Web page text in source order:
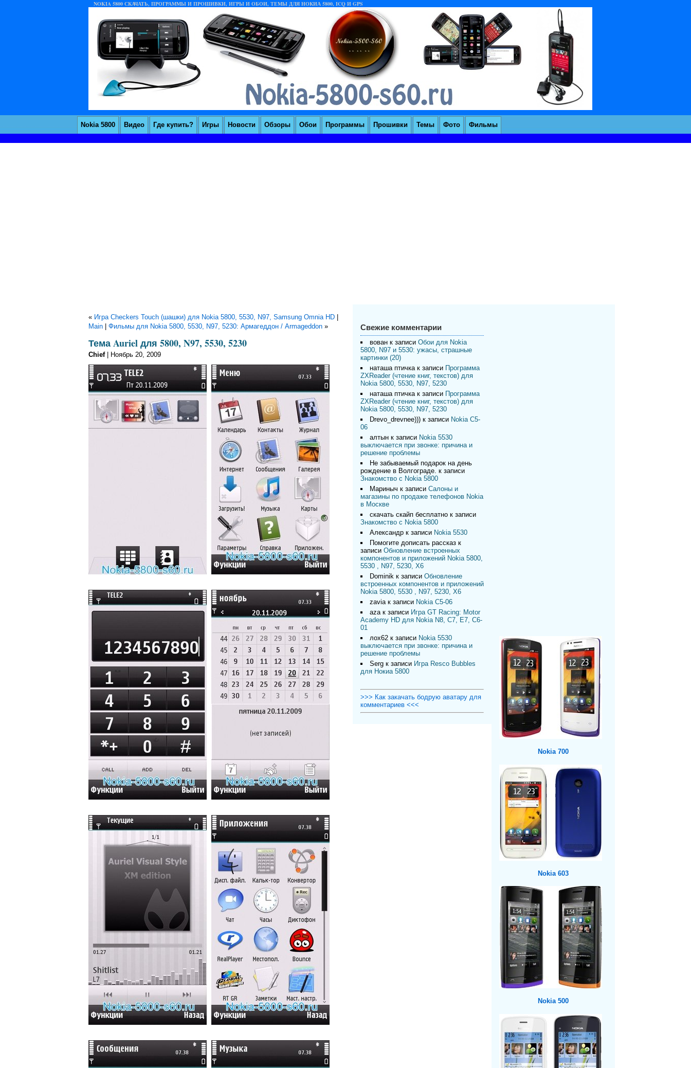
NOKIA 5800 СКАЧАТЬ, ПРОГРАММЫ И ПРОШИВКИ, ИГРЫ И ОБОИ, ТЕМЫ ДЛЯ НОКИА 5800, ICQ И GPS
Nokia 5800 Видео Где купить? Игры Новости Обзоры Обои Программы Прошивки Темы Фoто Фильмы
Nokia 700
Nokia 603
Nokia 500
Свежие комментарии
вован к записи Обои для Nokia
5800, N97 и 5530: ужасы, страшные
картинки (20)
наташа птичкак записи Программа
ZXReader (чтение книг, текстов) для
Nokia 5800, 5530, N97, 5230
наташа птичкак записи Программа
ZXReader (чтение книг, текстов) для
Nokia 5800, 5530, N97, 5230
Drevo_drevnee))) к записи Nokia C5-
06
алтын к записи Nokia 5530
выключается при звонке: причина и
решение проблемы
Не забываемый подарок на день
рождение в Волгограде. к записи
Знакомство с Nokia 5800
Мариныч к записи Салоны и
магазины по продаже телефонов Nokia
в Москве
скачать скайп бесплатно к записи
Знакомство с Nokia 5800
Александр к записи Nokia 5530
Помогите дописать рассказ к
записи Обновление встроенных
компонентов и приложений Nokia 5800,
5530 , N97, 5230, X6
Dominik к записи Обновление
встроенных компонентов и приложений
Nokia 5800, 5530 , N97, 5230, X6
zaviaк записи Nokia C5-06
azaк записи Игра GT Racing: Motor
Academy HD для Nokia N8, C7, E7, C6-
01
лох62 к записи Nokia 5530
выключается при звонке: причина и
решение проблемы
Serg к записи Игра Resco Bubbles
для Нокиа 5800
>>> Как закачать бодрую аватару для
комментариев <<<
« Игра Checkers Touch (шашки) для Nokia 5800, 5530, N97, Samsung Omnia HD
Main
Фильмы для Nokia 5800, 5530, N97, 5230: Армагеддон / Armageddon »
Тема Auriel для 5800, N97, 5530, 5230
Chief| Ноябрь 20, 2009